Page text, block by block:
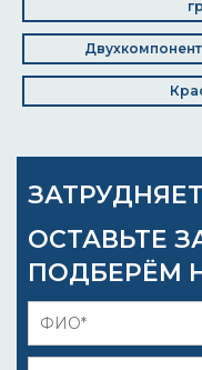
ОСТАВЬТЕ
ПОДБЕРЁМ